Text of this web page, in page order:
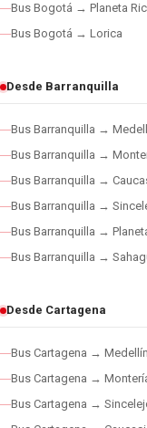
Bus Bogotá → Planeta
Bus Bogotá → Lorica
Desde Barranquilla
Bus Barranquilla →
Bus Barranquilla →
Bus Barranquilla →
Bus Barranquilla →
Bus Barranquilla →
Bus Barranquilla →
Desde Cartagena
Bus Cartagena → Medellín
Bus Cartagena →
Bus Cartagena →